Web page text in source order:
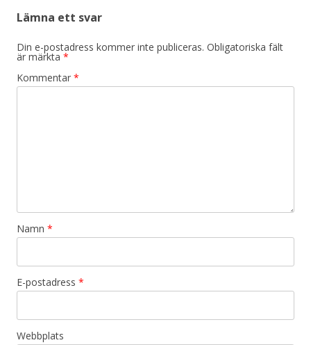
Lämna ett svar
Din e-postadress kommer inte publiceras. Obligatoriska fält
är märkta *
Kommentar *
Namn *
E-postadress *
Webbplats